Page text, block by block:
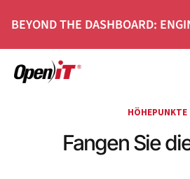
Inhalt
springen
HÖHEPUNKTE
Fangen Sie